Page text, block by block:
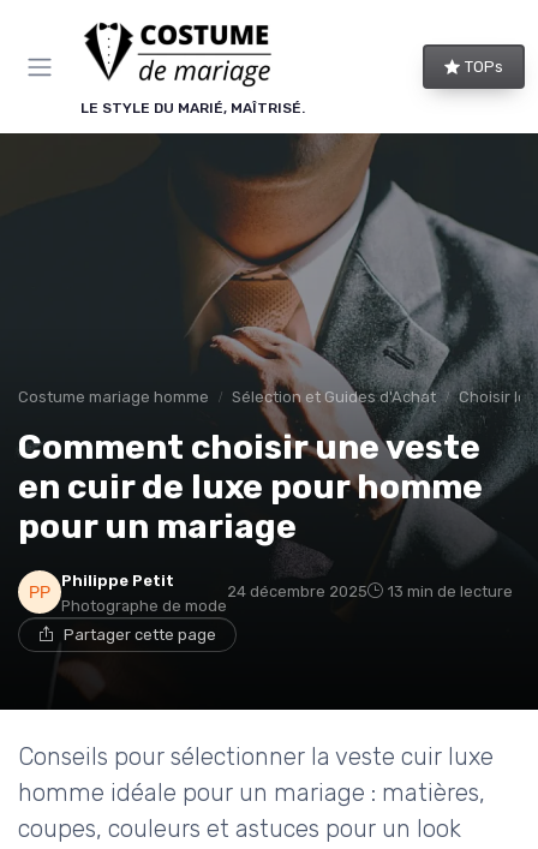
LE STYLE DU MARIÉ, MAÎTRISÉ.
TOPs
Costume mariage homme Sélection et Guides d'Achat Choisir le
Comment choisir une veste
en cuir de luxe pour homme
pour un mariage
Philippe Petit
Photographe de mode
24 décembre 2025 13 min de lecture
Partager cette page
Conseils pour sélectionner la veste cuir luxe
homme idéale pour un mariage : matières,
coupes, couleurs et astuces pour un look